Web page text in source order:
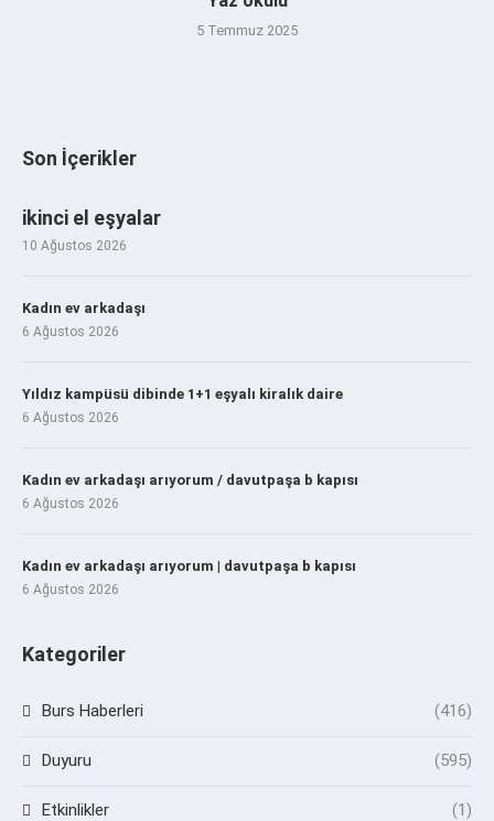
5 Temmuz 2025
Son İçerikler
ikinci el eşyalar
10 Ağustos 2026
Kadın ev arkadaşı
6 Ağustos 2026
Yıldız kampüsü dibinde 1+1 eşyalı kiralık daire
6 Ağustos 2026
Kadın ev arkadaşı arıyorum / davutpaşa b kapısı
6 Ağustos 2026
Kadın ev arkadaşı arıyorum | davutpaşa b kapısı
6 Ağustos 2026
Kategoriler
Burs Haberleri (416)
Duyuru (595)
Etkinlikler (1)